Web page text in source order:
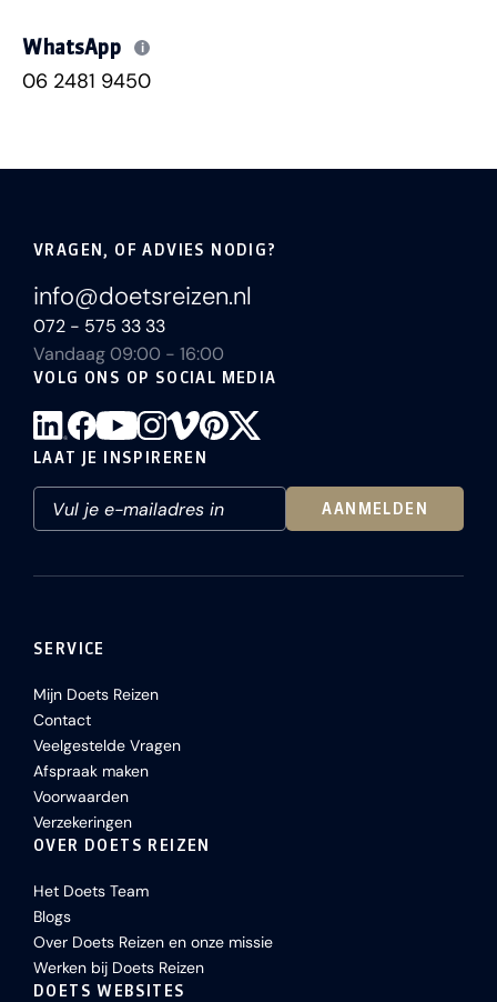
WhatsApp i
06 2481 9450
VRAGEN, OF ADVIES NODIG?
info@doetsreizen.nl
072 - 575 33 33
Vandaag 09:00 - 16:00
VOLG ONS OP SOCIAL MEDIA
LAAT JE INSPIREREN
AANMELDEN
SERVICE
Mijn Doets Reizen
Contact
Veelgestelde Vragen
Afspraak maken
Voorwaarden
Verzekeringen
OVER DOETS REIZEN
Het Doets Team
Blogs
Over Doets Reizen en onze missie
Werken bij Doets Reizen
DOETS WEBSITES